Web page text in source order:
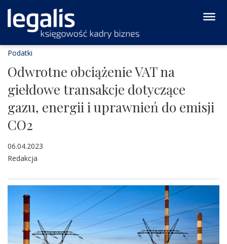
Podatki
Odwrotne obciążenie VAT na
giełdowe transakcje dotyczące
gazu, energii i uprawnień do emisji
CO2
06.04.2023
Redakcja